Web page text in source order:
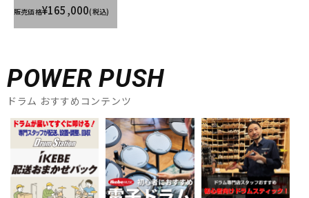
販売価格¥165,000(税込)
POWER PUSH
ドラム おすすめコンテンツ